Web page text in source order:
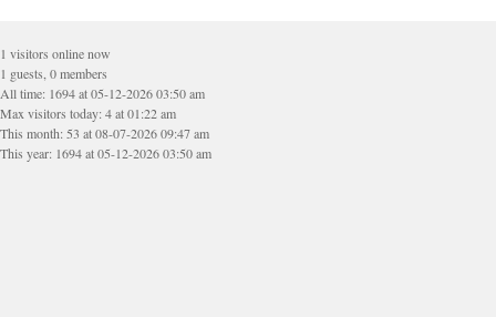
1 visitors online now
1 guests, 0 members
All time: 1694 at 05-12-2026 03:50 am
Max visitors today: 4 at 01:22 am
This month: 53 at 08-07-2026 09:47 am
This year: 1694 at 05-12-2026 03:50 am